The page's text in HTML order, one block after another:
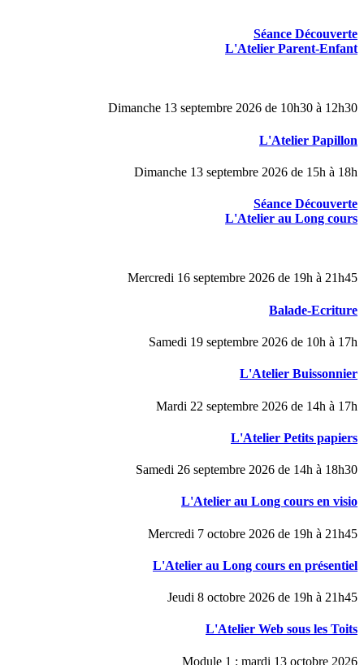
Séance Découverte
L'Atelier Parent-Enfant
Dimanche 13 septembre 2026 de 10h30 à 12h30
L'Atelier Papillon
Dimanche 13 septembre 2026 de 15h à 18h
Séance Découverte
L'Atelier au Long cours
Mercredi 16 septembre 2026 de 19h à 21h45
Balade-Ecriture
Samedi 19 septembre 2026 de 10h à 17h
L'Atelier Buissonnier
Mardi 22 septembre 2026 de 14h à 17h
L'Atelier Petits papiers
Samedi 26 septembre 2026 de 14h à 18h30
L'Atelier au Long cours en visio
Mercredi 7 octobre 2026 de 19h à 21h45
L'Atelier au Long cours en présentiel
Jeudi 8 octobre 2026 de 19h à 21h45
L'Atelier Web sous les Toits
Module 1 : mardi 13 octobre 2026